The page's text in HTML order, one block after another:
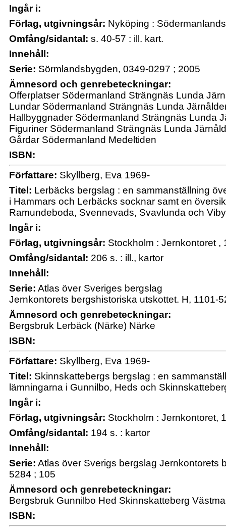
Ingår i:
Förlag, utgivningsår: Nyköping :
Omfång/sidantal: s. 40-57 : ill. kart.
Innehåll:
Serie: Sörmlandsbygden, 0349-0297 ; 2005
Ämnesord och genrebeteckningar:
Offerplatser Södermanland Strängnäs Lunda
Lundar Södermanland Strängnäs Lunda
Hallbyggnader Södermanland Strängnäs Lunda
Figuriner Södermanland Strängnäs Lunda
Gårdar Södermanland Medeltiden
ISBN:
Författare: Skyllberg, Eva 1969-
Titel: Lerbäcks bergslag : en sammanställning
i Hammars och Lerbäcks socknar samt en
Ramundeboda, Svennevads, Svavlunda och
Ingår i:
Förlag, utgivningsår: Stockholm : Jernkontoret ,
Omfång/sidantal: 206 s. : ill., kartor
Innehåll:
Serie: Atlas över Sveriges bergslag
Jernkontorets bergshistoriska utskottet. H, 1101-
Ämnesord och genrebeteckningar:
Bergsbruk Lerbäck (Närke) Närke
ISBN:
Författare: Skyllberg, Eva 1969-
Titel: Skinnskattebergs bergslag : en
lämningarna i Gunnilbo, Heds och
Ingår i:
Förlag, utgivningsår: Stockholm : Jernkontoret,
Omfång/sidantal: 194 s. : kartor
Innehåll:
Serie: Atlas över Sverigs bergslag Jernkontorets
5284 ; 105
Ämnesord och genrebeteckningar:
Bergsbruk Gunnilbo Hed Skinnskatteberg
ISBN: